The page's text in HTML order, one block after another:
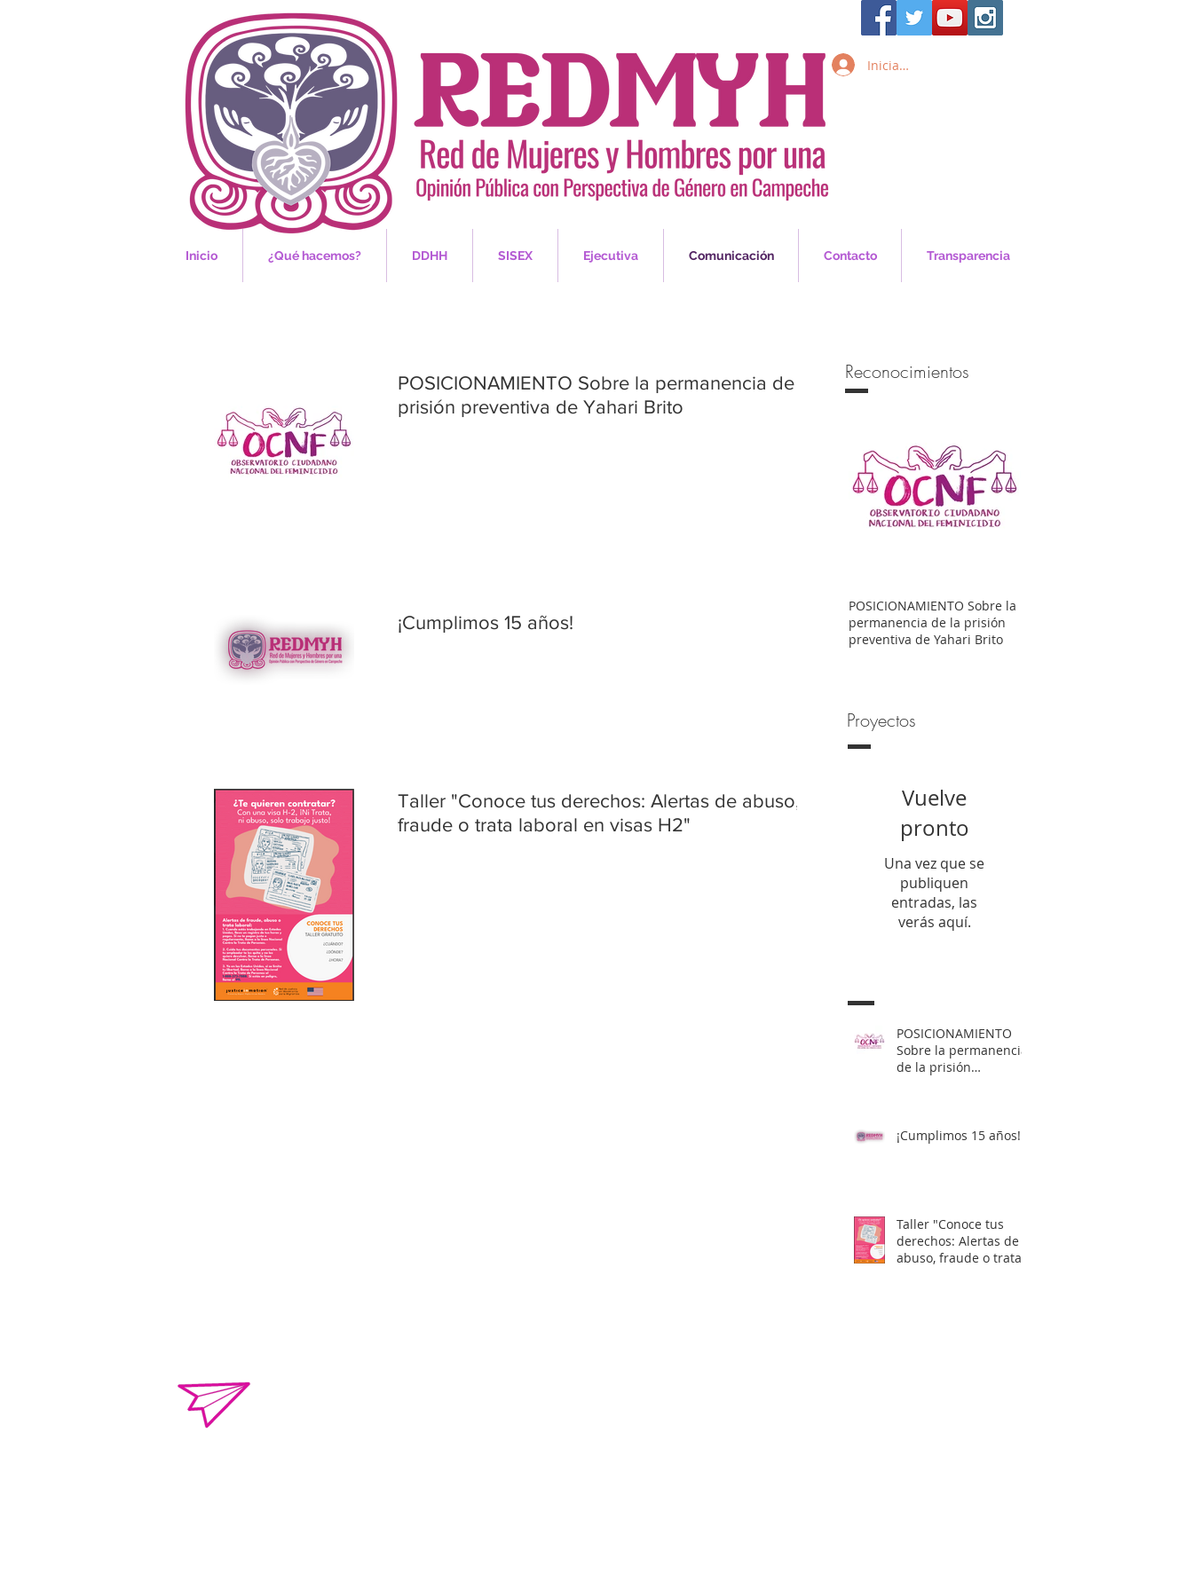
Iniciar sesión
Inicio ¿Qué hacemos? DDHH SISEX Ejecutiva Comunicación Contacto Transparencia
POSICIONAMIENTO Sobre la permanencia de la
prisión preventiva de Yahari Brito
¡Cumplimos 15 años!
Taller "Conoce tus derechos: Alertas de abuso,
fraude o trata laboral en visas H2"
Reconocimientos
POSICIONAMIENTO Sobre la
permanencia de la prisión
preventiva de Yahari Brito
Proyectos
Vuelve
pronto
Una vez que se
publiquen
entradas, las
verás aquí.
POSICIONAMIENTO
Sobre la permanencia
de la prisión
¡Cumplimos 15 años!
Taller "Conoce tus
derechos: Alertas de
abuso, fraude o trata
o.violenciacampeche@gmail.com